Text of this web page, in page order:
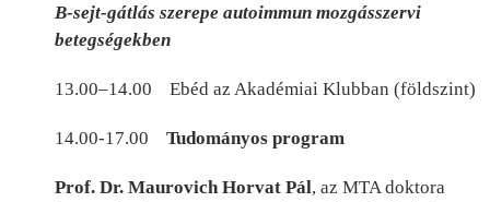
B-sejt-gátlás szerepe autoimmun mozgásszervi
betegségekben
13.00–14.00 Ebéd az Akadémiai Klubban (földszint)
14.00-17.00 Tudományos program
Prof. Dr. Maurovich Horvat Pál, az MTA doktora